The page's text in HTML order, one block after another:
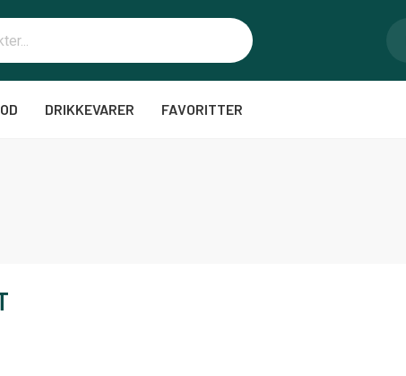
DRIKKEVARER FAVORITTER